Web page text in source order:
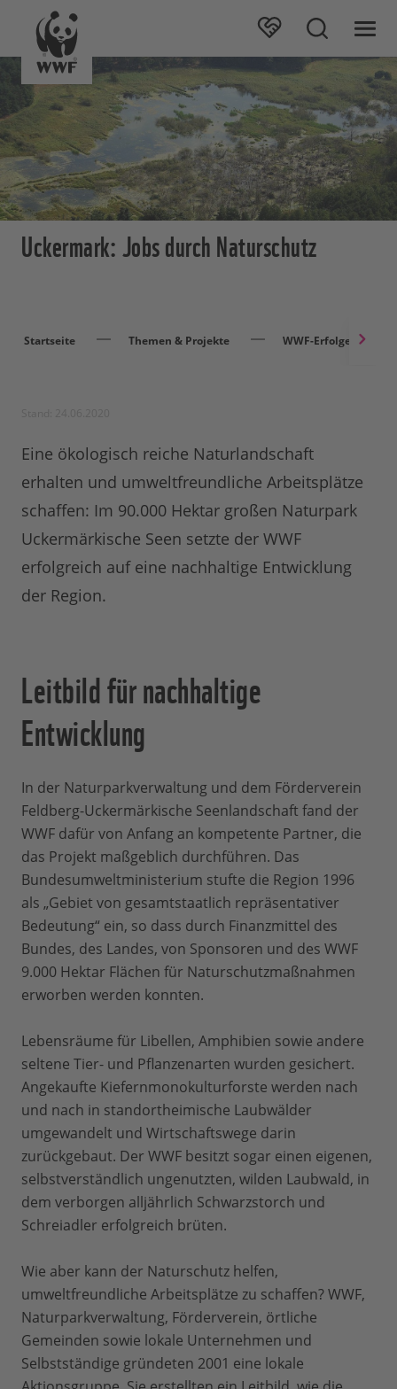
Uckermark: Jobs durch Naturschutz
Startseite Themen & Projekte WWF-Erfolge
Eine ökologisch reiche Naturlandschaft
erhalten und umweltfreundliche Arbeitsplätze
schaffen: Im 90.000 Hektar großen Naturpark
Uckermärkische Seen setzte der WWF
erfolgreich auf eine nachhaltige Entwicklung
der Region.
Leitbild für nachhaltige
Entwicklung
In der Naturparkverwaltung und dem Förderverein
Feldberg-Uckermärkische Seenlandschaft fand der
WWF dafür von Anfang an kompetente Partner, die
das Projekt maßgeblich durchführen. Das
Bundesumweltministerium stufte die Region 1996
als „Gebiet von gesamtstaatlich repräsentativer
Bedeutung“ ein, so dass durch Finanzmittel des
Bundes, des Landes, von Sponsoren und des WWF
9.000 Hektar Flächen für Naturschutzmaßnahmen
erworben werden konnten.
Lebensräume für Libellen, Amphibien sowie andere
seltene Tier- und Pflanzenarten wurden gesichert.
Angekaufte Kiefernmonokulturforste werden nach
und nach in standortheimische Laubwälder
umgewandelt und Wirtschaftswege darin
zurückgebaut. Der WWF besitzt sogar einen eigenen,
selbstverständlich ungenutzten, wilden Laubwald, in
dem verborgen alljährlich Schwarzstorch und
Schreiadler erfolgreich brüten.
Wie aber kann der Naturschutz helfen,
umweltfreundliche Arbeitsplätze zu schaffen? WWF,
Naturparkverwaltung, Förderverein, örtliche
Gemeinden sowie lokale Unternehmen und
Selbstständige gründeten 2001 eine lokale